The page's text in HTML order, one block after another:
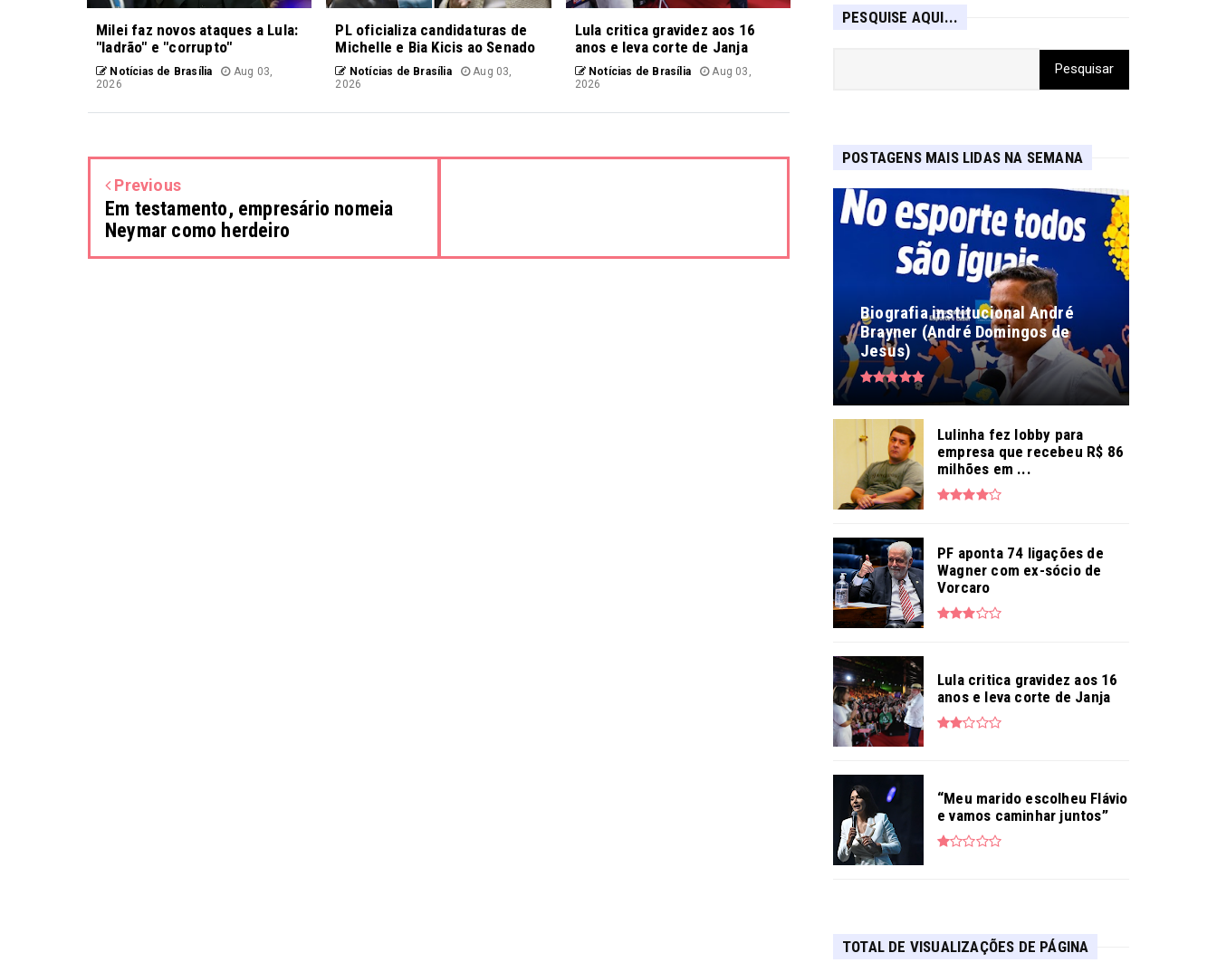
Milei faz novos ataques a Lula:
"ladrão" e "corrupto"
Notícias de Brasília
Aug 03,
2026
PL oficializa candidaturas de
Michelle e Bia Kicis ao Senado
Notícias de Brasília
Aug 03,
2026
Lula critica gravidez aos 16
anos e leva corte de Janja
Notícias de Brasília
Aug 03,
2026
Previous
Em testamento, empresário nomeia
Neymar como herdeiro
PESQUISE AQUI...
POSTAGENS MAIS LIDAS NA SEMANA
Biografia institucional André
Brayner (André Domingos de
Jesus)
Lulinha fez lobby para
empresa que recebeu R$ 86
milhões em ...
PF aponta 74 ligações de
Wagner com ex-sócio de
Vorcaro
Lula critica gravidez aos 16
anos e leva corte de Janja
“Meu marido escolheu Flávio
e vamos caminhar juntos”
TOTAL DE VISUALIZAÇÕES DE PÁGINA